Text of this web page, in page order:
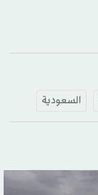
السعودية